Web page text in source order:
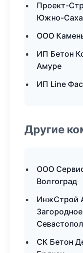
Проект-
Южно-
ООО
ИП Бетон
Амуре
ИП Line
Другие
ООО
Волгоград
ИнжСтрой
СК Бетон